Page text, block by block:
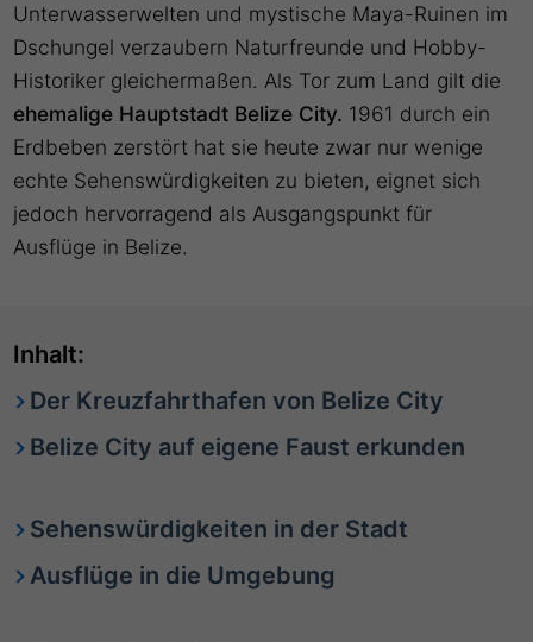
Unterwasserwelten und mystische Maya-Ruinen im
Dschungel verzaubern Naturfreunde und Hobby-
Historiker gleichermaßen. Als Tor zum Land gilt die
ehemalige Hauptstadt Belize City. 1961 durch ein
Erdbeben zerstört hat sie heute zwar nur wenige
echte Sehenswürdigkeiten zu bieten, eignet sich
jedoch hervorragend als Ausgangspunkt für
Ausflüge in Belize.
Inhalt:
Der Kreuzfahrthafen von Belize City
Belize City auf eigene Faust erkunden
Sehenswürdigkeiten in der Stadt
Ausflüge in die Umgebung